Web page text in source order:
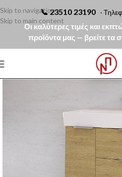
📞23510 23190 ·
Οι καλύτερες τιμές και
προϊόντα μας — βρείτε τα
Skip to navigation
Skip to main content